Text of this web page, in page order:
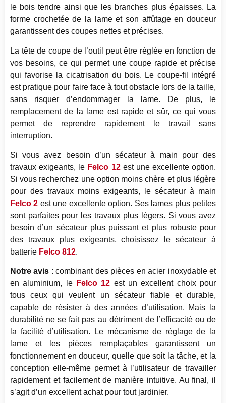
le bois tendre ainsi que les branches plus épaisses. La
forme crochetée de la lame et son affûtage en douceur
garantissent des coupes nettes et précises.
La tête de coupe de l’outil peut être réglée en fonction de
vos besoins, ce qui permet une coupe rapide et précise
qui favorise la cicatrisation du bois. Le coupe-fil intégré
est pratique pour faire face à tout obstacle lors de la taille,
sans risquer d’endommager la lame. De plus, le
remplacement de la lame est rapide et sûr, ce qui vous
permet de reprendre rapidement le travail sans
interruption.
Si vous avez besoin d’un sécateur à main pour des
travaux exigeants, le Felco 12est une excellente option.
Si vous recherchez une option moins chère et plus légère
pour des travaux moins exigeants, le sécateur à main
Felco 2 est une excellente option. Ses lames plus petites
sont parfaites pour les travaux plus légers. Si vous avez
besoin d’un sécateur plus puissant et plus robuste pour
des travaux plus exigeants, choisissez le sécateur à
batterie Felco 812.
Notre avis : combinant des pièces en acier inoxydable et
en aluminium, le Felco 12 est un excellent choix pour
tous ceux qui veulent un sécateur fiable et durable,
capable de résister à des années d’utilisation. Mais la
durabilité ne se fait pas au détriment de l’efficacité ou de
la facilité d’utilisation. Le mécanisme de réglage de la
lame et les pièces remplaçables garantissent un
fonctionnement en douceur, quelle que soit la tâche, et la
conception elle-même permet à l’utilisateur de travailler
rapidement et facilement de manière intuitive. Au final, il
s’agit d’un excellent achat pour tout jardinier.